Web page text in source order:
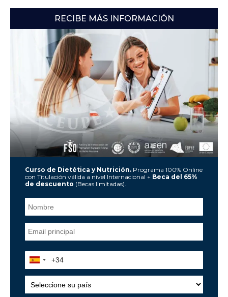
RECIBE MÁS INFORMACIÓN
Curso de Dietética y Nutrición.Programa 100% Online
con Titulación válida a nivel Internacional + Beca del 65%
de descuento (Becas limitadas).